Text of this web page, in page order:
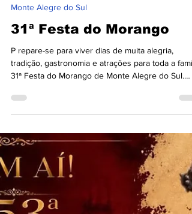
há 3 dias 1 min de leitura
Monte Alegre do Sul
31ª Festa do Morango
P repare-se para viver dias de muita alegria,
tradição, gastronomia e atrações para toda a
31ª Festa do Morango de Monte Alegre do Sul.
divulgaremos a programação completa, com
atrações culturais, gastronomia típica, exposição e
venda de morangos e muito mais. Reserve essas
datas e venha celebrar uma das festas mais
tradicionais da região. Você é nosso convidado.